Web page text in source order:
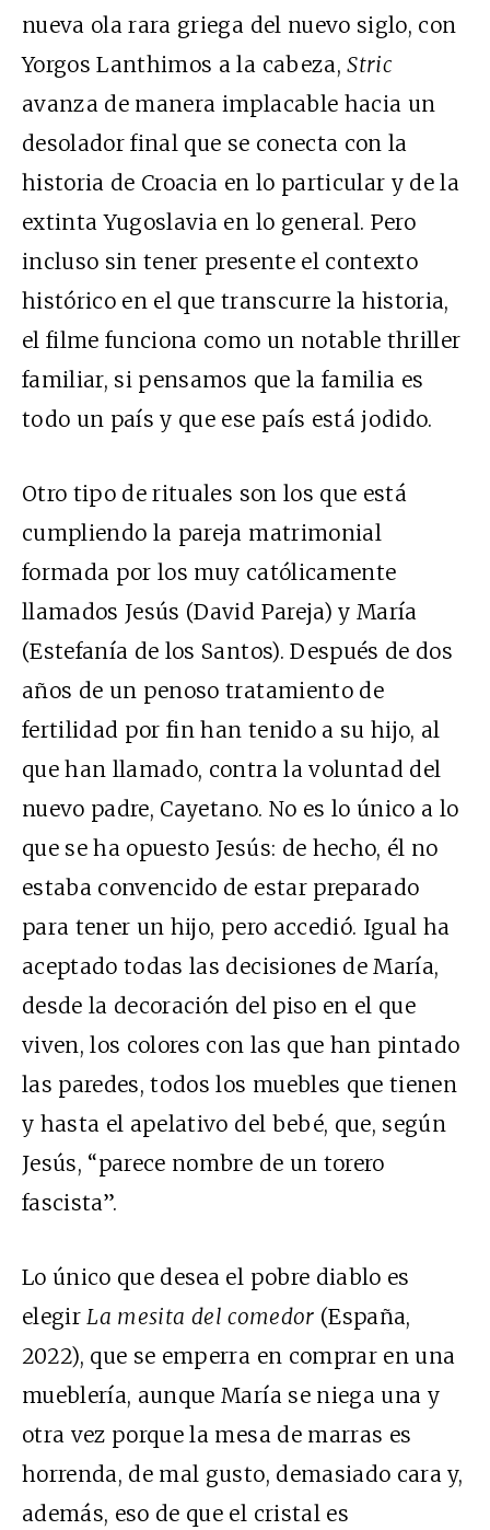
nueva ola rara griega del nuevo siglo, con
Yorgos Lanthimos a la cabeza,Stric
avanza de manera implacable hacia un
desolador final que se conecta con la
historia de Croacia en lo particular y de la
extinta Yugoslavia en lo general. Pero
incluso sin tener presente el contexto
histórico en el que transcurre la historia,
el filme funciona como un notable thriller
familiar, si pensamos que la familia es
todo un país y que ese país está jodido.
Otro tipo de rituales son los que está
cumpliendo la pareja matrimonial
formada por los muy católicamente
llamados Jesús (David Pareja) y María
(Estefanía de los Santos). Después de dos
años de un penoso tratamiento de
fertilidad por fin han tenido a su hijo, al
que han llamado, contra la voluntad del
nuevo padre, Cayetano. No es lo único a lo
que se ha opuesto Jesús: de hecho, él no
estaba convencido de estar preparado
para tener un hijo, pero accedió. Igual ha
aceptado todas las decisiones de María,
desde la decoración del piso en el que
viven, los colores con las que han pintado
las paredes, todos los muebles que tienen
y hasta el apelativo del bebé, que, según
Jesús, “parece nombre de un torero
fascista”.
Lo único que desea el pobre diablo es
elegirLa mesita del comedor (España,
2022), que se emperra en comprar en una
mueblería, aunque María se niega una y
otra vez porque la mesa de marras es
horrenda, de mal gusto, demasiado cara y,
además, eso de que el cristal es